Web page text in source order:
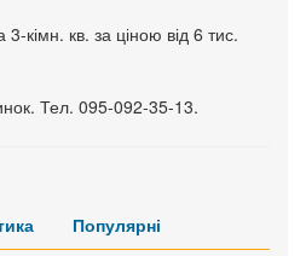
кімн. кв. за ціною від 6 тис.
Тел. 095-092-35-13.
Популярні